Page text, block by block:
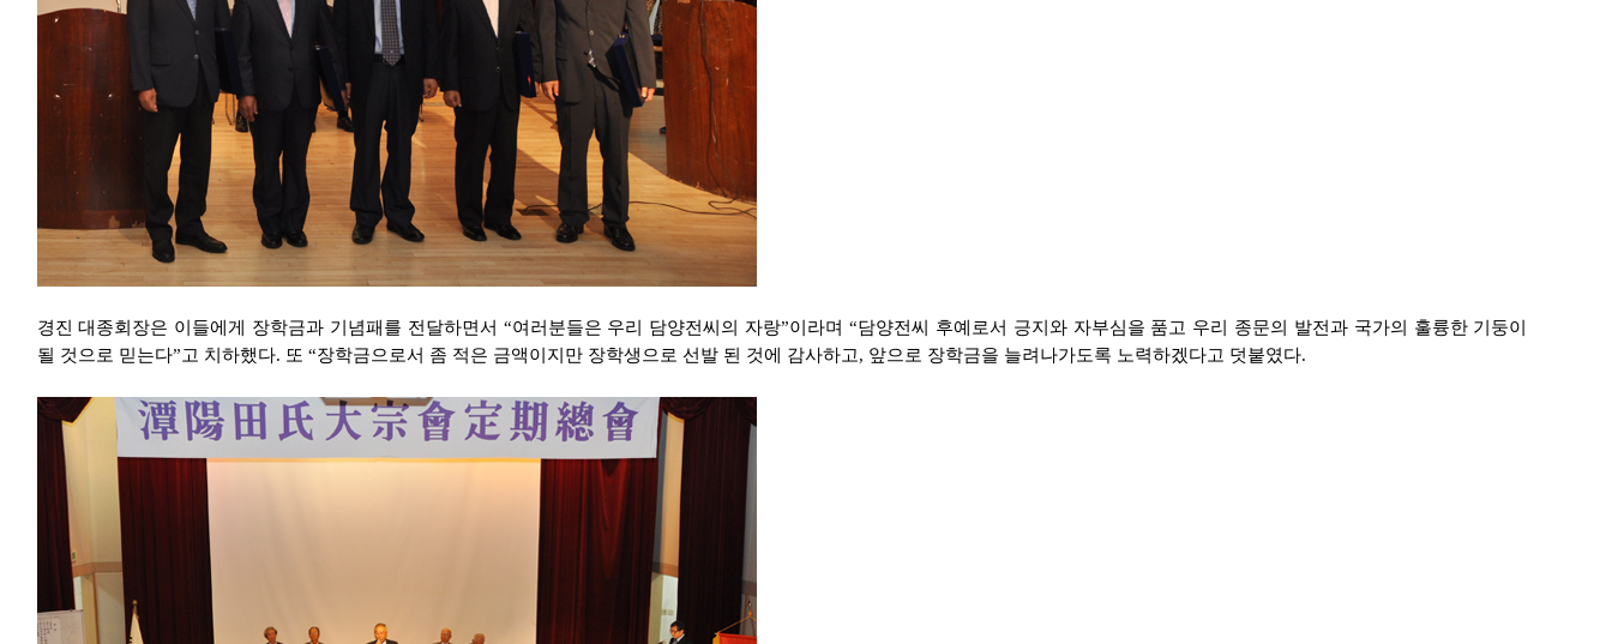
경진 대종회장은 이들에게 장학금과 기념패를 전달하면서 “여러분들은 우리 담양전씨의 자랑”이라며 “담양전씨 후예로서 긍지와 자부심을 품고 우리 종문의 발전과 국가의 훌륭한 기둥이
될 것으로 믿는다”고 치하했다. 또 “장학금으로서 좀 적은 금액이지만 장학생으로 선발 된 것에 감사하고, 앞으로 장학금을 늘려나가도록 노력하겠다고 덧붙였다.